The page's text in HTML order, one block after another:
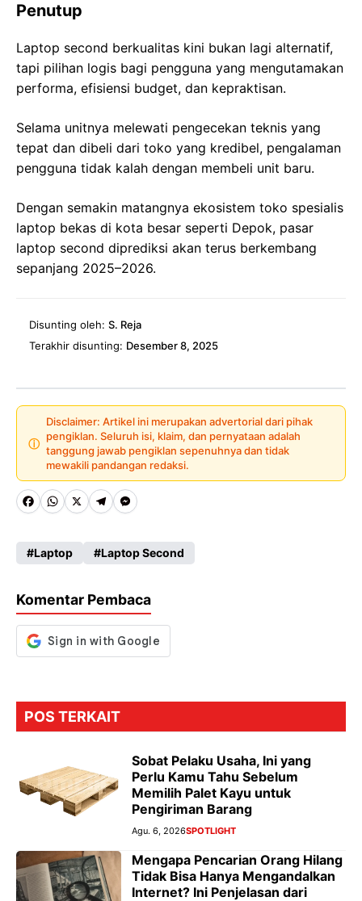
Penutup
Laptop second berkualitas kini bukan lagi alternatif,
tapi pilihan logis bagi pengguna yang mengutamakan
performa, efisiensi budget, dan kepraktisan.
Selama unitnya melewati pengecekan teknis yang
tepat dan dibeli dari toko yang kredibel, pengalaman
pengguna tidak kalah dengan membeli unit baru.
Dengan semakin matangnya ekosistem toko spesialis
laptop bekas di kota besar seperti Depok, pasar
laptop second diprediksi akan terus berkembang
sepanjang 2025–2026.
Disunting oleh: S. Reja
Terakhir disunting: Desember 8, 2025
ⓘ
Disclaimer: Artikel ini merupakan advertorial dari pihak
pengiklan. Seluruh isi, klaim, dan pernyataan adalah
tanggung jawab pengiklan sepenuhnya dan tidak
mewakili pandangan redaksi.
Fa
b
o
k
W
ts
p
p
X
Te
gr
m
M
se
g
er
Laptop Laptop Second
Komentar Pembaca
POS TERKAIT
Sobat Pelaku Usaha, Ini yang
Perlu Kamu Tahu Sebelum
Memilih Palet Kayu untuk
Pengiriman Barang
Agu. 6, 2026SPOTLIGHT
Mengapa Pencarian Orang Hilang
Tidak Bisa Hanya Mengandalkan
Internet? Ini Penjelasan dari